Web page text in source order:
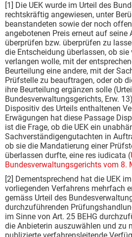
[1] Die UEK wurde im Urteil des
rechtskräftig angewiesen, unter
beanstandeten sowie der noch
angebotenen Preis erneut auf seine
überprüfen bzw. überprüfen zu
die Entscheidung überlassen, ob sie
verlangen wolle, mit der
Beurteilung eine andere, mit der
Prüfstelle zu beauftragen, oder ob
ihre Beurteilung ergänzen solle
Bundesverwaltungsgerichts, Erw.
Dispositiv des Urteils enthaltenen
Erwägungen hat diese Passage
ist die Frage, ob die UEK ein
Sachverständigengutachten in
ob sie die Mandatierung einer
überlassen durfte, eine res iudicata (
Bundesverwaltungsgerichts vom 8.
[2] Dementsprechend hat die UEK
vorliegenden Verfahrens mehrfach
gemäss Urteil des
durchzuführenden
im Sinne von Art. 25 BEHG
die An­bieterin auszuwählen und zu